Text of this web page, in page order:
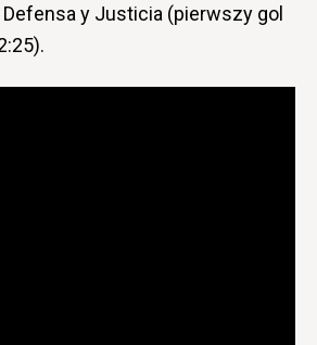
y Justicia (pierwszy gol